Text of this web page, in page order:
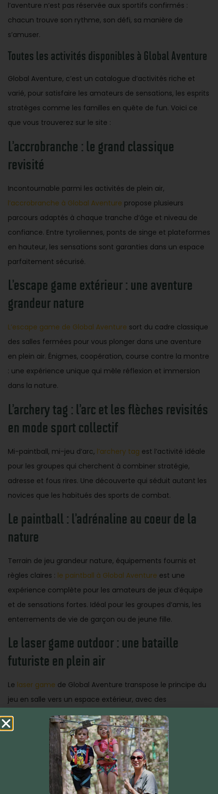
l’aventure n’est pas réservée aux sportifs confirmés :
chacun trouve son rythme, son défi, sa manière de
s’amuser.
Toutes les activités disponibles à Global Aventure
Global Aventure, c’est un catalogue d’activités riche et
varié, pour satisfaire les amateurs de sensations, les esprits
stratèges comme les familles en quête de fun. Voici ce
que vous trouverez sur le site :
L’accrobranche : le grand classique
revisité
Incontournable parmi les activités de plein air,
l’accrobranche à Global Aventure propose plusieurs
parcours adaptés à chaque tranche d’âge et niveau de
confiance. Entre tyroliennes, ponts de singe et plateformes
en hauteur, les sensations sont garanties dans un espace
parfaitement sécurisé.
L’escape game extérieur : une aventure
grandeur nature
L’escape game de Global Aventure sort du cadre classique
des salles fermées pour vous plonger dans une aventure
en plein air. Énigmes, coopération, course contre la montre
: une expérience unique qui mêle réflexion et immersion
dans la nature.
L’archery tag : l’arc et les flèches revisités
en mode sport collectif
Mi-paintball, mi-jeu d’arc, l’archery tag est l’activité idéale
pour les groupes qui cherchent à combiner stratégie,
adresse et fous rires. Une découverte qui séduit autant les
novices que les habitués des sports de combat.
Le paintball : l’adrénaline au coeur de la
nature
Terrain de jeu grandeur nature, équipements fournis et
règles claires : le paintball à Global Aventure est une
expérience complète pour les amateurs de jeux d’équipe
et de sensations fortes. Idéal pour les groupes d’amis, les
enterrements de vie de garçon ou de jeune fille.
Le laser game outdoor : une bataille
futuriste en plein air
Le laser game de Global Aventure transpose le principe du
jeu en salle vers un espace extérieur, avec des
équipements modernes et des règles accessibles à tous.
Une activité inclusive, parfaite pour mélanger des publics
Le gellyball : l’alternative douce au
paintball